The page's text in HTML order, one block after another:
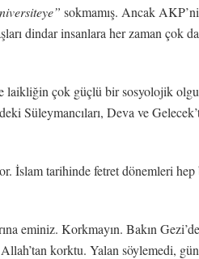
sokmamış. Ancak
dindar insanlara her zaman çok
çok güçlü bir sosyolojik
Süleymancıları, Deva ve
İslam tarihinde fetret dönemleri
eminiz. Korkmayın. Bakın
korktu. Yalan söylemedi,